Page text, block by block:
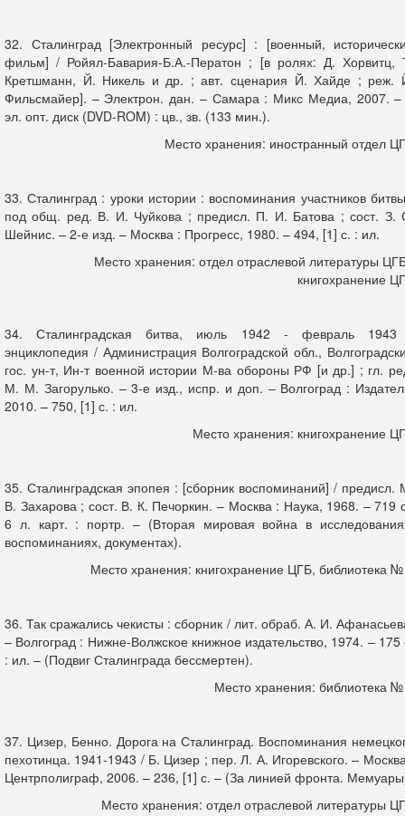
32. Сталинград [Электронный ресурс] : [военный,
фильм] / Ройял-Бавария-Б.А.-Ператон ; [в ролях: Д. Хорвитц,
Кретшманн, Й. Никель и др. ; авт. сценария Й. Хайде ; реж.
Фильсмайер]. – Электрон. дан. – Самара : Микс Медиа, 2007.
эл. опт. диск (DVD-ROM) : цв., зв. (133 мин.).
Место хранения: иностранный отдел
33. Сталинград : уроки истории : воспоминания участников
под общ. ред. В. И. Чуйкова ; предисл. П. И. Батова ; сост. З.
Шейнис. – 2-е изд. – Москва : Прогресс, 1980. – 494, [1] с. : ил.
Место хранения: отдел отраслевой литературы
книгохранение
34. Сталинградская битва, июль 1942 - февраль
энциклопедия / Администрация Волгоградской обл.,
гос. ун-т, Ин-т военной истории М-ва обороны РФ [и др.] ; гл.
М. М. Загорулько. – 3-е изд., испр. и доп. – Волгоград :
2010. – 750, [1] с. : ил.
Место хранения: книгохранение
35. Сталинградская эпопея : [сборник воспоминаний] / предисл.
В. Захарова ; сост. В. К. Печоркин. – Москва : Наука, 1968. – 719
6 л. карт. : портр. – (Вторая мировая война в
воспоминаниях, документах).
Место хранения: книгохранение ЦГБ, библиотека
36. Так сражались чекисты : сборник / лит. обраб. А. И.
– Волгоград : Нижне-Волжское книжное издательство, 1974. – 175
: ил. – (Подвиг Сталинграда бессмертен).
Место хранения: библиотека
37. Цизер, Бенно. Дорога на Сталинград. Воспоминания
пехотинца. 1941-1943 / Б. Цизер ; пер. Л. А. Игоревского. –
Центрполиграф, 2006. – 236, [1] с. – (За линией фронта.
Место хранения: отдел отраслевой литературы